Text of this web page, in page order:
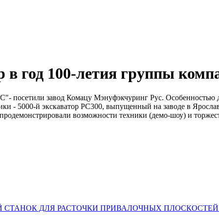
год 100-летия группы
завод Комацу Мэнуфэкчуринг Рус. Особенностью
- 5000-й экскаватор РС300, выпущенный на заводе в
возможности техники (демо-шоу) и
ДЛЯ РАСТОЧКИ ПРИВАЛОЧНЫХ ПЛОСКОСТЕЙ И